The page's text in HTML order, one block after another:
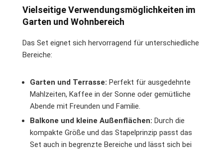
Vielseitige Verwendungsmöglichkeiten im
Garten und Wohnbereich
Das Set eignet sich hervorragend für unterschiedliche
Bereiche:
Garten und Terrasse: Perfekt für ausgedehnte
Mahlzeiten, Kaffee in der Sonne oder gemütliche
Abende mit Freunden und Familie.
Balkone und kleine Außenflächen: Durch die
kompakte Größe und das Stapelprinzip passt das
Set auch in begrenzte Bereiche und lässt sich bei